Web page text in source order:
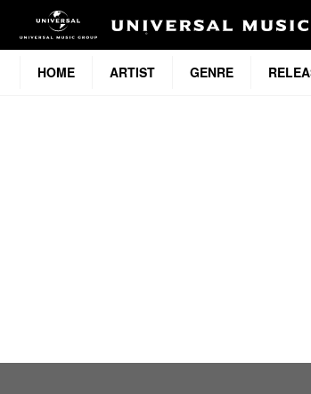
HOME ARTIST GENRE